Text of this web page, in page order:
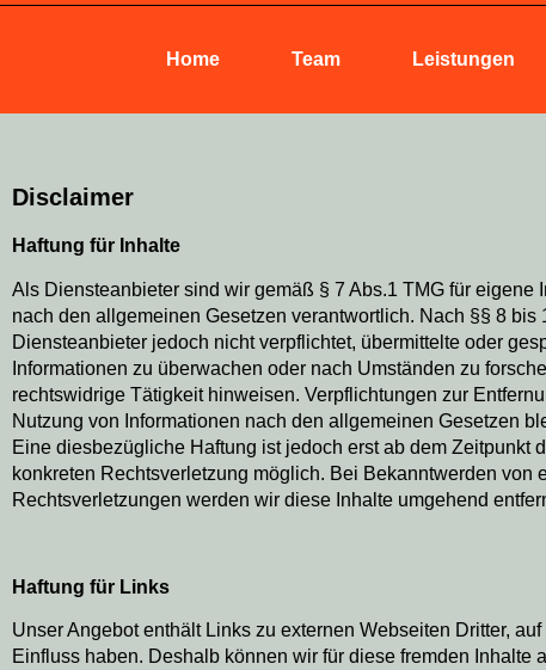
Home Team Leistungen
Disclaimer
Haftung für Inhalte
Als Diensteanbieter sind wir gemäß § 7 Abs.1 TMG für eigene
nach den allgemeinen Gesetzen verantwortlich. Nach §§ 8 bis
Diensteanbieter jedoch nicht verpflichtet, übermittelte oder
Informationen zu überwachen oder nach Umständen zu
rechtswidrige Tätigkeit hinweisen. Verpflichtungen zur
Nutzung von Informationen nach den allgemeinen Gesetzen
Eine diesbezügliche Haftung ist jedoch erst ab dem Zeitpunkt
konkreten Rechtsverletzung möglich. Bei Bekanntwerden von
Rechtsverletzungen werden wir diese Inhalte umgehend
Haftung für Links
Unser Angebot enthält Links zu externen Webseiten Dritter,
Einfluss haben. Deshalb können wir für diese fremden Inhalte